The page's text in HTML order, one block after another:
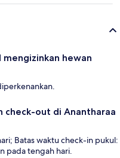
hewan
check-out di Anantharaa
Batas waktu check-in pukul:
pada tengah hari.